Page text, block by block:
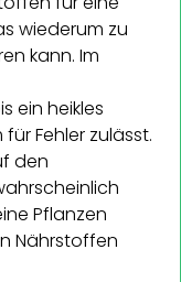
wiederum zu
kann. Im
ein heikles
Fehler zulässt.
den
Pflanzen
Nährstoffen